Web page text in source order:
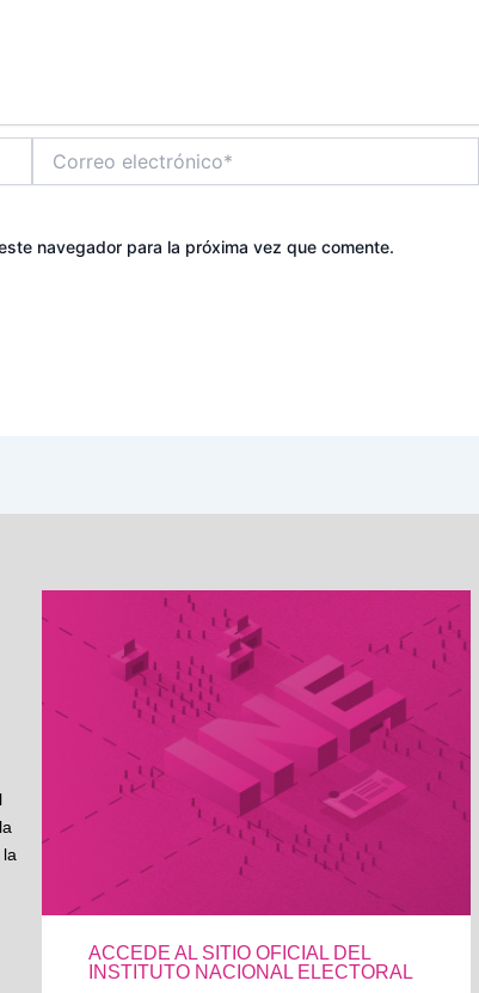
electrónico*
navegador para la próxima vez que comente.
ACCEDE AL SITIO OFICIAL DEL
INSTITUTO NACIONAL ELECTORAL